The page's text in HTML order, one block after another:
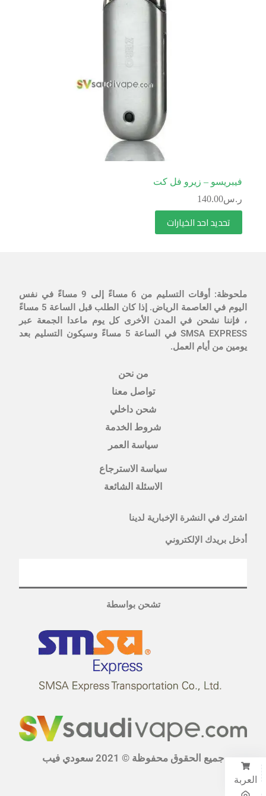
فيبريسو – زيرو فل كت
ر.س140.00
تحديد احد الخيارات
ملحوظة: أوقات التسليم من 6 مساءً إلى 9 مساءً في نفس
اليوم في العاصمة الرياض. إذا كان الطلب قبل الساعة 5 مساءً
، فإننا نشحن في المدن الأخرى كل يوم ماعدا الجمعة عبر
SMSA EXPRESS في الساعة 5 مساءً وسيكون التسليم بعد
يومين من أيام العمل.
من نحن
تواصل معنا
شحن داخلي
شروط الخدمة
سياسة العمر
سياسة الاسترجاع
الاسئلة الشائعة
اشترك في النشرة الإخبارية لدينا
أدخل بريدك الإلكتروني
تشحن بواسطة
جميع الحقوق محفوظة © 2021 سعودي فيب
العربة